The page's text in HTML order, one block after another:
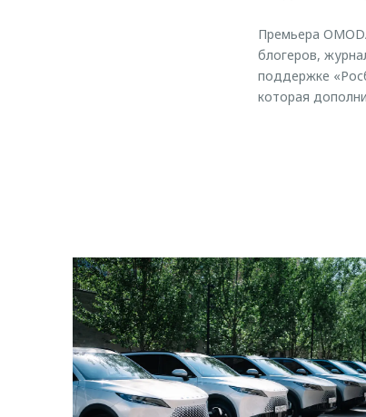
Премьера
блогеров,
поддержке
которая